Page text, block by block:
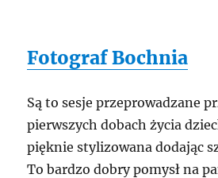
Fotograf Bochnia
Są to sesje przeprowadzane
pierwszych dobach życia
pięknie stylizowana dodając
To bardzo dobry pomysł na